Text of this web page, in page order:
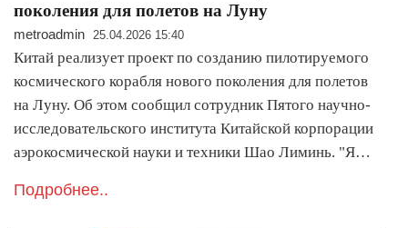
поколения для полетов на Луну
metroadmin 25.04.2026 15:40
Китай реализует проект по созданию пилотируемого
космического корабля нового поколения для полетов
на Луну. Об этом сообщил сотрудник Пятого научно-
исследовательского института Китайской корпорации
аэрокосмической науки и техники Шао Лиминь. "Я…
Подробнее..